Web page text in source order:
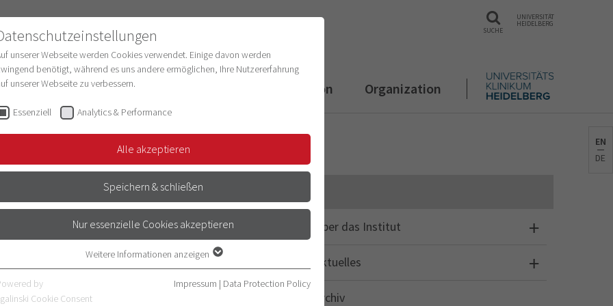
SUCHE
UNIVERSITÄT
HEIDELBERG
Structure & Development Digitalization Organization
DER
DES
Über das Institut
Aktuelles
Archiv
EN
DE
unserer Webseite werden Cookies verwendet. Einige davon werden
benötigt, während es uns andere ermöglichen, Ihre Nutzererfahrung
unserer Webseite zu verbessern.
Essenziell Analytics & Performance
Alle akzeptieren
Speichern & schließen
Nur essenzielle Cookies akzeptieren
Essenzielle Cookies werden für grundlegende Funktionen der Webseite
benötigt. Dadurch ist gewährleistet, dass die Webseite einwandfrei
Weitere Informationen anzeigen
by
Cookie Consent
Impressum | Data Protection Policy